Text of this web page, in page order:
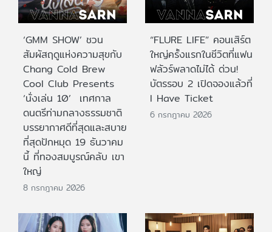
‘GMM SHOW’ ชวน
สัมผัสฤดูแห่งความสุขกับ
Chang Cold Brew
Cool Club Presents
‘นั่งเล่น 10’ เทศกาล
ดนตรีท่ามกลางธรรมชาติ
บรรยากาศดีที่สุดและสบาย
ที่สุดปักหมุด 19 ธันวาคม
นี้ ที่ทองสมบูรณ์คลับ เขา
ใหญ่
8 กรกฎาคม 2026
“FLURE LIFE” คอนเสิร์ต
ใหญ่ครั้งแรกในชีวิตที่แฟน
ฟลัวร์พลาดไม่ได้ ด่วน!
บัตรรอบ 2 เปิดจองแล้วที่
I Have Ticket
6 กรกฎาคม 2026